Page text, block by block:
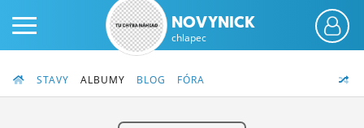
NOVYNICK
chlapec
STAVY ALBUMY BLOG FÓRA